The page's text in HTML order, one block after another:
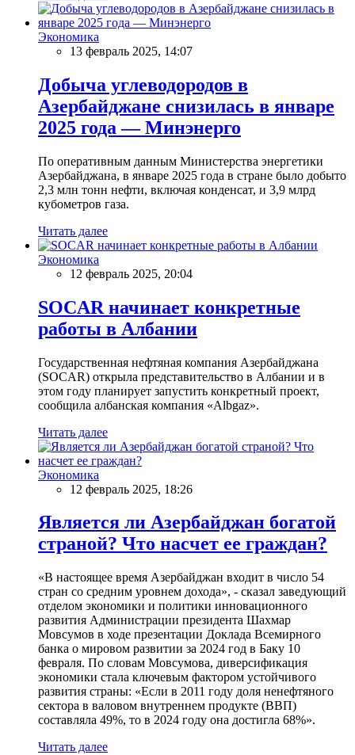
Экономика
13 февраль 2025, 14:07
Добыча углеводородов в
Азербайджане снизилась в январе
2025 года — Минэнерго
По оперативным данным Министерства энергетики
Азербайджана, в январе 2025 года в стране было добыто
2,3 млн тонн нефти, включая конденсат, и 3,9 млрд
кубометров газа.
Читать далее
Экономика
12 февраль 2025, 20:04
SOCAR начинает конкретные
работы в Албании
Государственная нефтяная компания Азербайджана
(SOCAR) открыла представительство в Албании и в
этом году планирует запустить конкретный проект,
сообщила албанская компания «Albgaz».
Читать далее
Экономика
12 февраль 2025, 18:26
Является ли Азербайджан богатой
страной? Что насчет ее граждан?
«В настоящее время Азербайджан входит в число 54
стран со средним уровнем дохода», - сказал заведующий
отделом экономики и политики инновационного
развития Администрации президента Шахмар
Мовсумов в ходе презентации Доклада Всемирного
банка о мировом развитии за 2024 год в Баку 10
февраля. По словам Мовсумова, диверсификация
экономики стала ключевым фактором устойчивого
развития страны: «Если в 2011 году доля ненефтяного
сектора в валовом внутреннем продукте (ВВП)
составляла 49%, то в 2024 году она достигла 68%».
Читать далее